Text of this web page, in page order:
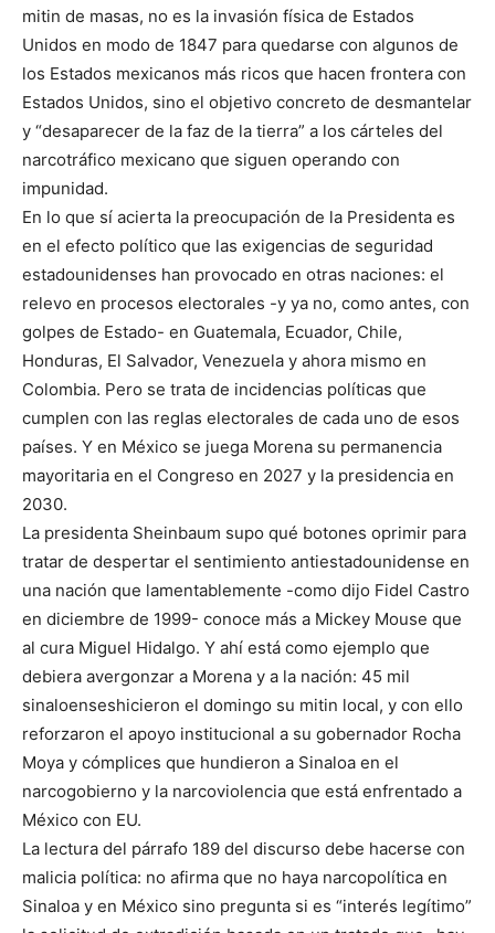
mitin de masas, no es la invasión física de Estados
Unidos en modo de 1847 para quedarse con algunos de
los Estados mexicanos más ricos que hacen frontera con
Estados Unidos, sino el objetivo concreto de desmantelar
y “desaparecer de la faz de la tierra” a los cárteles del
narcotráfico mexicano que siguen operando con
impunidad.
En lo que sí acierta la preocupación de la Presidenta es
en el efecto político que las exigencias de seguridad
estadounidenses han provocado en otras naciones: el
relevo en procesos electorales -y ya no, como antes, con
golpes de Estado- en Guatemala, Ecuador, Chile,
Honduras, El Salvador, Venezuela y ahora mismo en
Colombia. Pero se trata de incidencias políticas que
cumplen con las reglas electorales de cada uno de esos
países. Y en México se juega Morena su permanencia
mayoritaria en el Congreso en 2027 y la presidencia en
2030.
La presidenta Sheinbaum supo qué botones oprimir para
tratar de despertar el sentimiento antiestadounidense en
una nación que lamentablemente -como dijo Fidel Castro
en diciembre de 1999- conoce más a Mickey Mouse que
al cura Miguel Hidalgo. Y ahí está como ejemplo que
debiera avergonzar a Morena y a la nación: 45 mil
sinaloenseshicieron el domingo su mitin local, y con ello
reforzaron el apoyo institucional a su gobernador Rocha
Moya y cómplices que hundieron a Sinaloa en el
narcogobierno y la narcoviolencia que está enfrentado a
México con EU.
La lectura del párrafo 189 del discurso debe hacerse con
malicia política: no afirma que no haya narcopolítica en
Sinaloa y en México sino pregunta si es “interés legítimo”